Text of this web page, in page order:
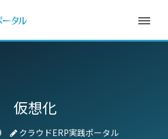
仮想化
クラウドERP実践ポータル